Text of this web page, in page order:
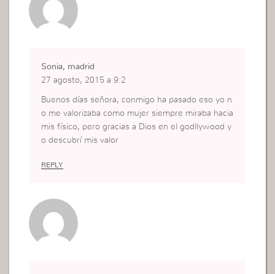
Sonia, madrid
27 agosto, 2015 a 9:2
Buenos días señora, conmigo ha pasado eso yo n
o me valorizaba como mujer siempre miraba hacia
mis físico, pero gracias a Dios en el godllywood y
o descubrí mis valor
REPLY